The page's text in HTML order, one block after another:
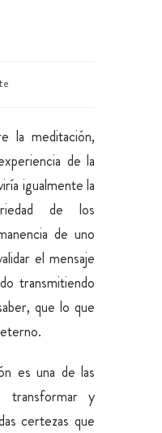
la meditación,
de la
igualmente la
de los
de uno
el mensaje
transmitiendo
que lo que
es una de las
transformar y
certezas que